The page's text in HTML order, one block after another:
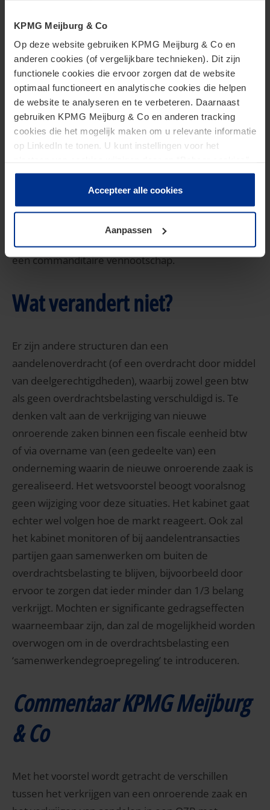
KPMG Meijburg & Co
Op deze website gebruiken KPMG Meijburg & Co en
anderen cookies (of vergelijkbare technieken). Dit zijn
functionele cookies die ervoor zorgen dat de website
optimaal functioneert en analytische cookies die helpen
de website te analyseren en te verbeteren. Daarnaast
gebruiken KPMG Meijburg & Co en anderen tracking
cookies die het mogelijk maken om u relevante informatie
op LinkedIn te tonen. U kunt instellingen voor het
te klikken. Als u op “Accepteer alle cookies” klikt, geeft u
toestemming voor het gebruik van alle cookies. Deze
toestemming kunt u altijd weer intrekken.
Accepteer alle cookies
Aanpassen
overdrachtsbelasting (momenteel: 10,4%)
verschuldigd, terwijl bij de verkrijging van de
onroerende zaak zelf in principe geen
overdrachtsbelasting is verschuldigd en de btw
volledig kan worden teruggevraagd.
Intrekken goedkeuringen
De goedkeuring voor reeds in gebruik genomen
onroerende zaken zal komen te vervallen, evenals
de goedkeuring bij de verkrijging van een
deelgerechtigdheid in een niet-rechtspersoon, zoals
een commanditaire vennootschap.
Wat verandert niet?
Er zijn andere structuren dan een
aandelenoverdracht (of een overdracht door middel
van deelgerechtigdheden), waarbij zowel geen btw
als geen overdrachtsbelasting verschuldigd is. Te
denken valt aan de verkrijging van nieuwe
onroerende zaken binnen een fiscale eenheid btw
of via overname van (een gedeelte van) een
onderneming waarin de nieuwe onroerende zaak is
gerealiseerd. Het wetsvoorstel beoogt vooralsnog
geen wijziging voor deze situaties. Het kabinet gaat
echter wel volgen hoe de markt reageert. Ook zal
het kabinet monitoren of bij aandelentransacties
partijen gaan samenwerken om buiten de
overdrachtsbelasting te blijven, bijvoorbeeld door
ervoor te zorgen dat ieder minder dan 1/3 belang
verkrijgt. Mochten er significante gedragseffecten
waarneembaar zijn, dan zal de mogelijkheid worden
overwogen om in de overdrachtsbelasting een
‘samenwerkendegroepregeling’ te introduceren.
Commentaar KPMG Meijburg
& Co
Met het voorstel wordt getracht de verschillen
tussen het verkrijgen van een onroerende zaak en